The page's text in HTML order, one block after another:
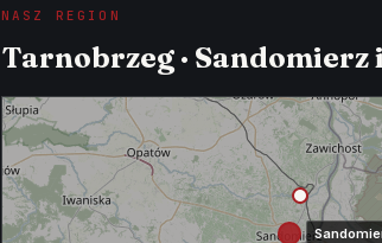
NASZ REGION
Tarnobrzeg · Sandomierz